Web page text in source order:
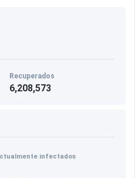
Recuperados
6,208,573
infectados